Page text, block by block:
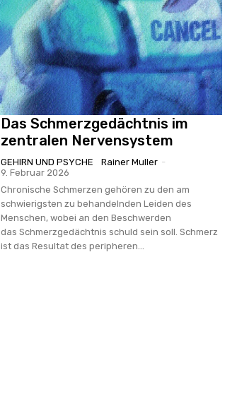
Das Schmerzgedächtnis im
zentralen Nervensystem
GEHIRN UND PSYCHE Rainer Muller -
9. Februar 2026
Chronische Schmerzen gehören zu den am
schwierigsten zu behandelnden Leiden des
Menschen, wobei an den Beschwerden
das Schmerzgedächtnis schuld sein soll. Schmerz
ist das Resultat des peripheren...